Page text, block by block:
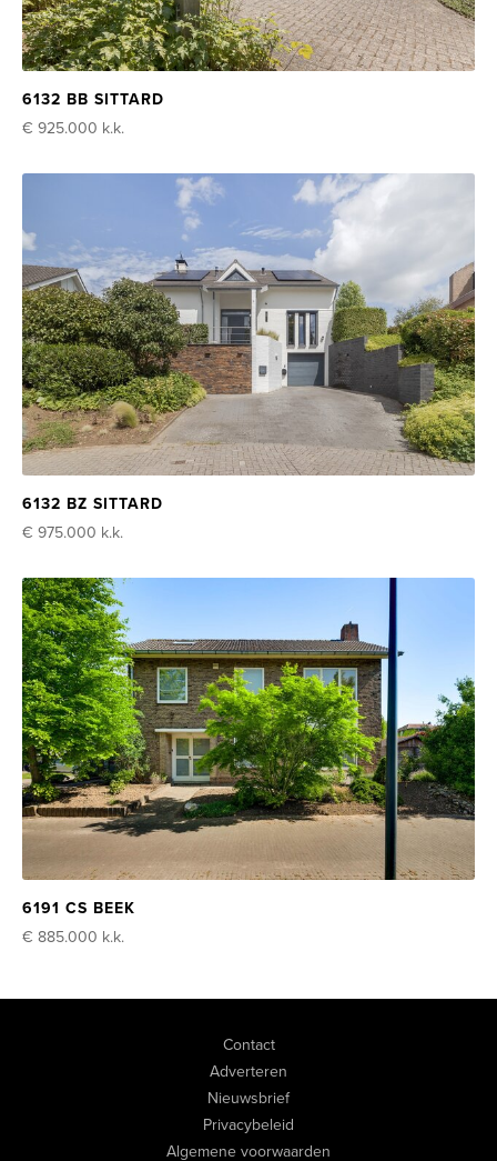
6132 BB SITTARD
€ 925.000 k.k.
6132 BZ SITTARD
€ 975.000 k.k.
6191 CS BEEK
€ 885.000 k.k.
Contact
Adverteren
Nieuwsbrief
Privacybeleid
Algemene voorwaarden